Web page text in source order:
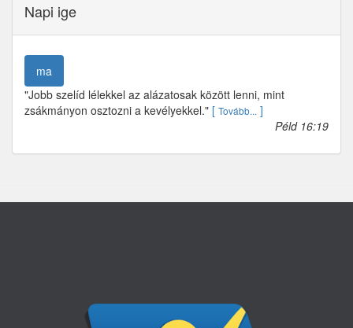
Napi ige
ma
"Jobb szelíd lélekkel az alázatosak között lenni, mint
zsákmányon osztozni a kevélyekkel." [ Tovább... ]
Péld 16:19